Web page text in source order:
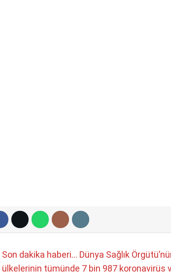
Son dakika haberi… Dünya Sağlık
ülkelerinin tümünde 7 bin 987 koronavirüs